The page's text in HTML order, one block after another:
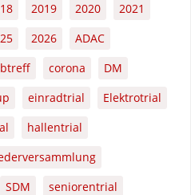
2019 2020
2021
2026
ADAC
corona
DM
einradtrial
Elektrotrial
hallentrial
SDM
seniorentrial